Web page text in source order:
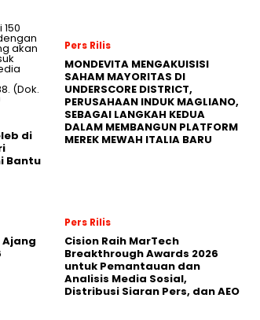
di
Bantu
Pers Rilis
MONDEVITA MENGAKUISISI
SAHAM MAYORITAS DI
UNDERSCORE DISTRICT,
PERUSAHAAN INDUK MAGLIANO,
SEBAGAI LANGKAH KEDUA
DALAM MEMBANGUN PLATFORM
MEREK MEWAH ITALIA BARU
Pers Rilis
Cision Raih MarTech
Breakthrough Awards 2026
untuk Pemantauan dan
Analisis Media Sosial,
Distribusi Siaran Pers, dan AEO